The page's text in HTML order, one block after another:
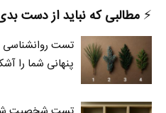
⚡️ مطالبی که نباید از دست
تست روانشناسی
پنهانی شما را